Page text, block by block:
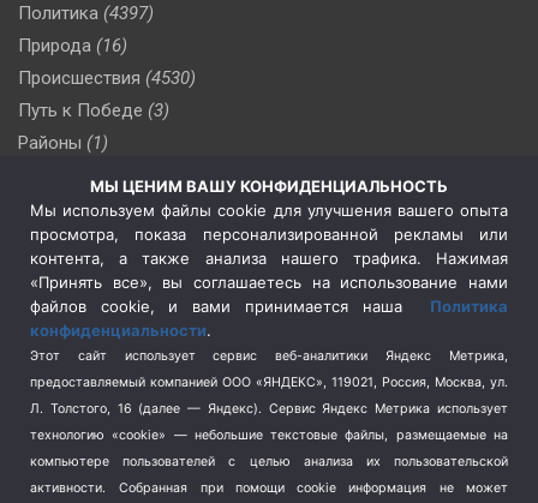
Политика (4397)
Природа (16)
Происшествия (4530)
Путь к Победе (3)
Районы (1)
Сельское хозяйство (3)
Социальная политика
(3)
Спецоперация в Украине
Спецоперация на Украине
(404)
Спорт (740)
Терроризм (1)
Транспорт (262)
Туризм (178)
МЫ ЦЕНИМ ВАШУ КОНФИДЕНЦИАЛЬНОСТЬ
Мы используем файлы cookie для улучшения вашего опыта
просмотра, показа персонализированной рекламы или
контента, а также анализа нашего трафика. Нажимая
«Принять все», вы соглашаетесь на использование нами
файлов cookie, и вами принимается наша Политика
конфиденциальности.
Этот сайт использует сервис веб-аналитики Яндекс Метрика,
предоставляемый компанией ООО «ЯНДЕКС», 119021, Россия, Москва, ул.
Л. Толстого, 16 (далее — Яндекс). Сервис Яндекс Метрика использует
технологию «cookie» — небольшие текстовые файлы, размещаемые на
компьютере пользователей с целью анализа их пользовательской
активности.
Собранная при помощи cookie информация не может